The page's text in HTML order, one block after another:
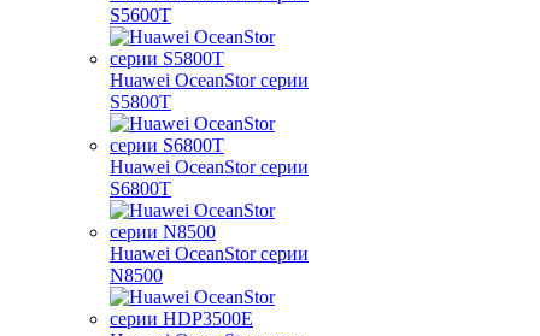
S5600T
Huawei OceanStor серии
S5800T
Huawei OceanStor серии
S6800T
Huawei OceanStor серии
N8500